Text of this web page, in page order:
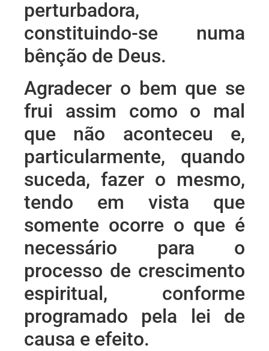
perturbadora,
constituindo-se numa
bênção de Deus.
Agradecer o bem que se
frui assim como o mal
que não aconteceu e,
particularmente, quando
suceda, fazer o mesmo,
tendo em vista que
somente ocorre o que é
necessário para o
processo de crescimento
espiritual, conforme
programado pela lei de
causa e efeito.